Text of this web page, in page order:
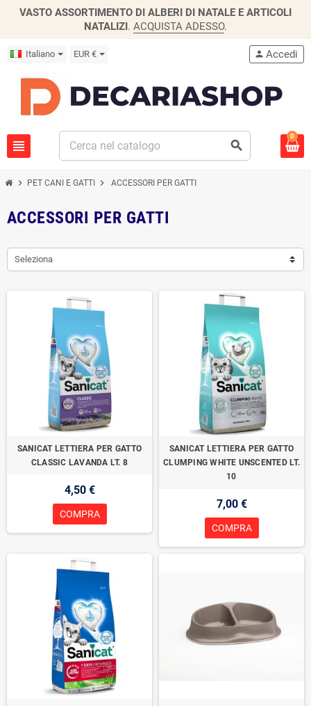
VASTO ASSORTIMENTO DI ALBERI DI NATALE E ARTICOLI
NATALIZI. ACQUISTA ADESSO.
Italiano EUR €
view_headline search
person Accedi
0
chevron_right PET CANI E GATTI chevron_right ACCESSORI PER GATTI
ACCESSORI PER GATTI
Seleziona
SANICAT LETTIERA PER GATTO
CLASSIC LAVANDA LT. 8
4,50 €
COMPRA
SANICAT LETTIERA PER GATTO
CLUMPING WHITE UNSCENTED LT.
10
7,00 €
COMPRA